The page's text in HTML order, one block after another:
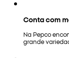
Conta com
Na Pepco
grande